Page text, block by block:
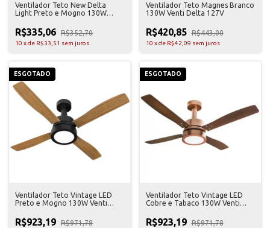
Ventilador Teto New Delta
Light Preto e Mogno 130W
R$335,06 R$352,70
10 xde R$33,51 sem juros
Ventilador Teto Magnes Branco
130W Venti Delta 127V
R$420,85 R$443,00
10 xde R$42,09 sem juros
ESGOTADO
Ventilador Teto Vintage LED
Preto e Mogno 130W Venti
R$923,19 R$971,78
ESGOTADO
Ventilador Teto Vintage LED
Cobre e Tabaco 130W Venti
R$923,19 R$971,78